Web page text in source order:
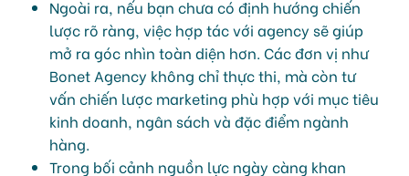
Ngoài ra, nếu bạn chưa có định hướng chiến
lược rõ ràng, việc hợp tác với agency sẽ giúp
mở ra góc nhìn toàn diện hơn. Các đơn vị như
Bonet Agency không chỉ thực thi, mà còn tư
vấn chiến lược marketing phù hợp với mục tiêu
kinh doanh, ngân sách và đặc điểm ngành
hàng.
Trong bối cảnh nguồn lực ngày càng khan